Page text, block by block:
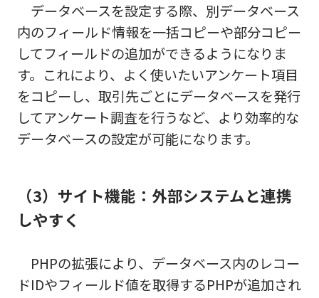
データベースを設定する際、別データベース
内のフィールド情報を一括コピーや部分コピー
してフィールドの追加ができるようになりま
す。これにより、よく使いたいアンケート項目
をコピーし、取引先ごとにデータベースを発行
してアンケート調査を行うなど、より効率的な
データベースの設定が可能になります。
（3）サイト機能：外部システムと連携
しやすく
PHPの拡張により、データベース内のレコー
ドIDやフィールド値を取得するPHPが追加され